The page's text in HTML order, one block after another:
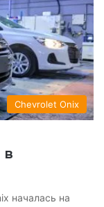
Chevrolet Onix
в
началась на